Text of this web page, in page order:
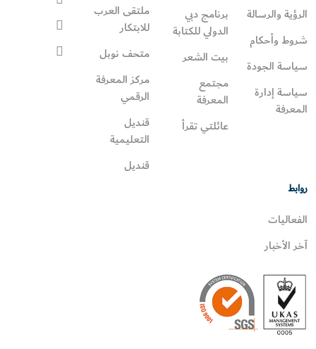
الرؤية والرسالة
شروط وأحكام
سياسة الجودة
سياسة إدارة
المعرفة
برنامج دبي
الدولي للكتابة
بيت الشعر
مجتمع
المعرفة
عائلتي تقرأ‎
ملتقى العرب
للابتكار
متحف نوبل
مركز المعرفة
الرقمي
قنديل
التعليمية
قنديل
روابط
الفعاليات
آخر الأخبار